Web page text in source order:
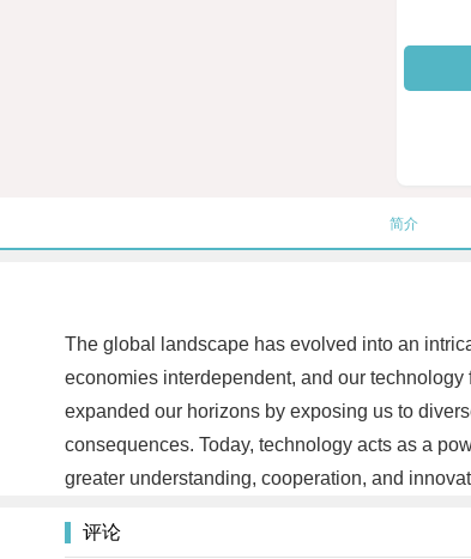
简介
The global landscape has evolved into an
economies interdependent, and our
expanded our horizons by exposing us to
consequences. Today, technology acts as a
greater understanding, cooperation, and
评论